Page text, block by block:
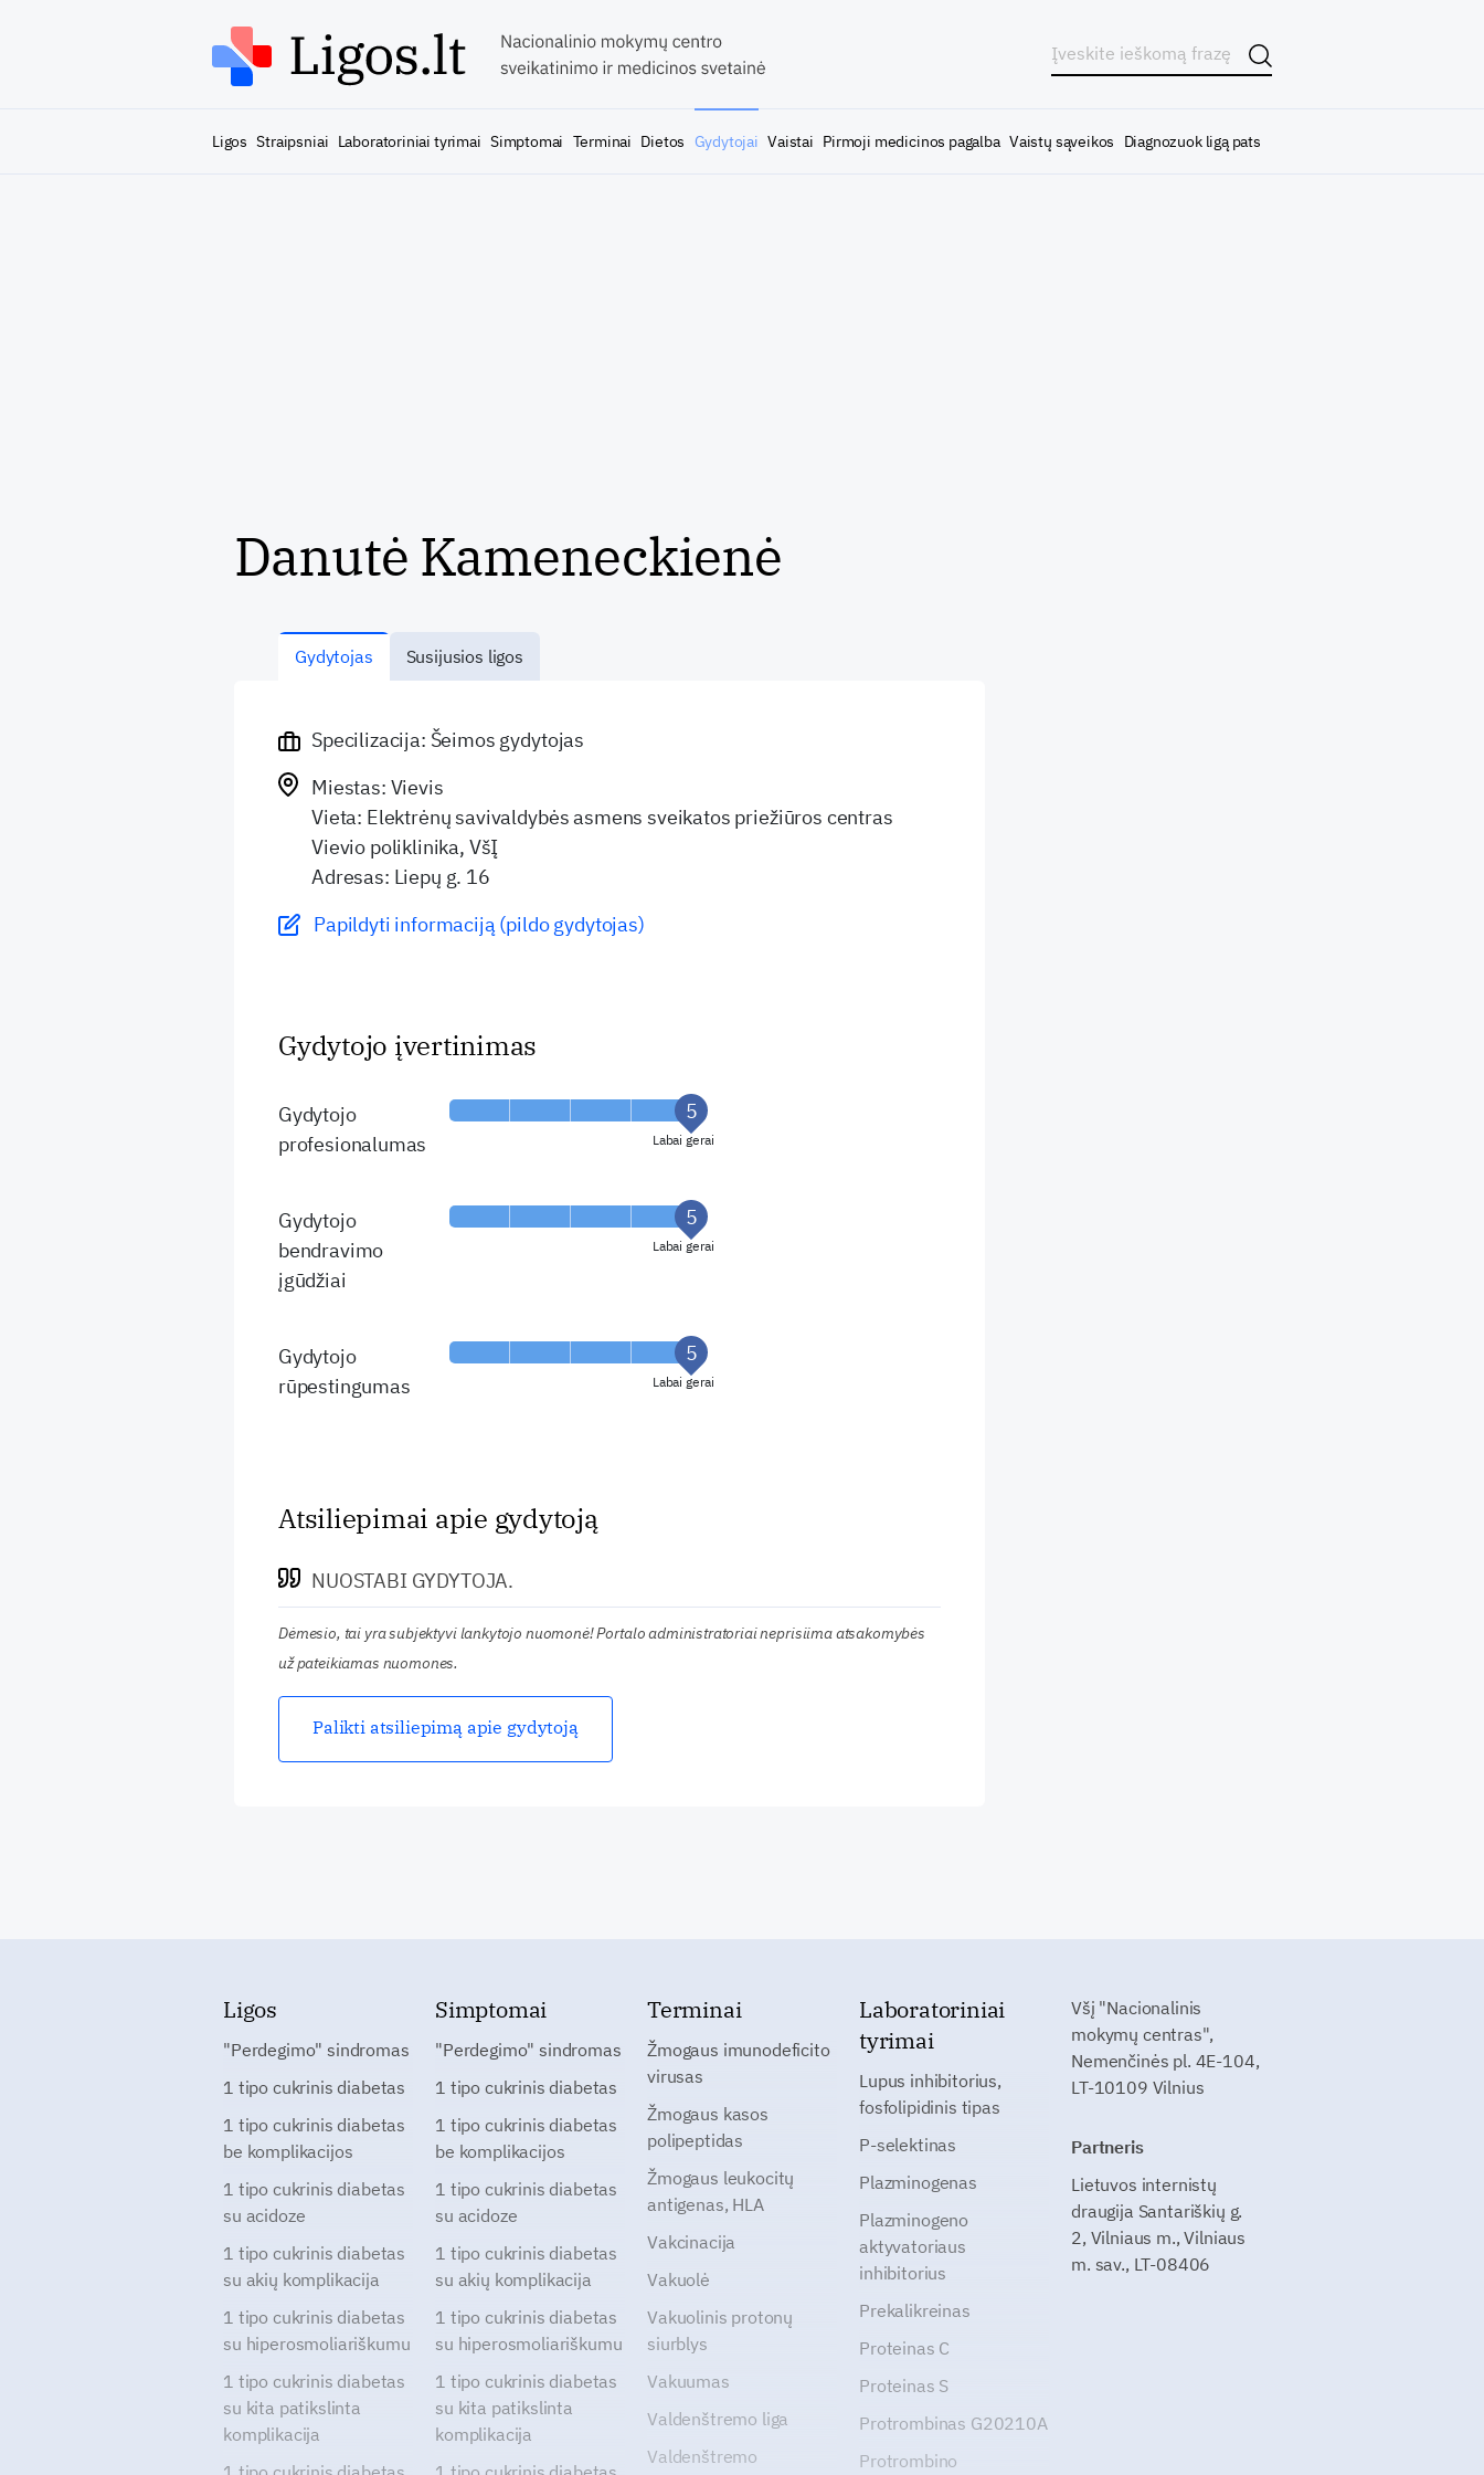
Ligos Straipsniai Laboratoriniai tyrimai Simptomai Terminai Dietos Gydytojai Vaistai Pirmoji medicinos pagalba Vaistų sąveikos Diagnozuok ligą pats
Danutė Kameneckienė
Gydytojas Susijusios ligos
Specilizacija: Šeimos gydytojas
Miestas: Vievis
Vieta: Elektrėnų savivaldybės asmens sveikatos priežiūros centras
Vievio poliklinika, VšĮ
Adresas: Liepų g. 16
Papildyti informaciją (pildo gydytojas)
Gydytojo įvertinimas
Gydytojo
profesionalumas
Labai gerai
Gydytojo
bendravimo
įgūdžiai
Labai gerai
Gydytojo
rūpestingumas
Labai gerai
Atsiliepimai apie gydytoją
NUOSTABI GYDYTOJA.
Dėmesio, tai yra subjektyvi lankytojo nuomonė! Portalo administratoriai neprisiima atsakomybės
už pateikiamas nuomones.
Palikti atsiliepimą apie gydytoją
Ligos
"Perdegimo" sindromas
1 tipo cukrinis diabetas
1 tipo cukrinis diabetas
be komplikacijos
1 tipo cukrinis diabetas
su acidoze
1 tipo cukrinis diabetas
su akių komplikacija
1 tipo cukrinis diabetas
su hiperosmoliariškumu
1 tipo cukrinis diabetas
su kita patikslinta
komplikacija
Simptomai
"Perdegimo" sindromas
1 tipo cukrinis diabetas
1 tipo cukrinis diabetas
be komplikacijos
1 tipo cukrinis diabetas
su acidoze
1 tipo cukrinis diabetas
su akių komplikacija
1 tipo cukrinis diabetas
su hiperosmoliariškumu
1 tipo cukrinis diabetas
su kita patikslinta
komplikacija
Terminai
Žmogaus imunodeficito
virusas
Žmogaus kasos
polipeptidas
Žmogaus leukocitų
antigenas, HLA
Vakcinacija
Vakuolė
Vakuolinis protonų
siurblys
Vakuumas
Valdenštremo liga
Valdenštremo
Laboratoriniai
tyrimai
Lupus inhibitorius,
fosfolipidinis tipas
P-selektinas
Plazminogenas
Plazminogeno
aktyvatoriaus
inhibitorius
Prekalikreinas
Proteinas C
Proteinas S
Protrombinas G20210A
Protrombino
Všį "Nacionalinis
mokymų centras",
Nemenčinės pl. 4E-104,
LT-10109 Vilnius
Partneris
Lietuvos internistų
draugija Santariškių g.
2, Vilniaus m., Vilniaus
m. sav., LT-08406